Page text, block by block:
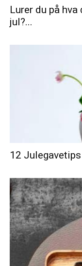
Lurer du på
jul?...
12